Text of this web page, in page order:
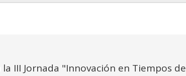
III Jornada "Innovación en Tiempos de